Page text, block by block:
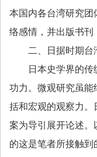
本国内各台湾研究团
络感情，并出版书刊
二、日据时期
日本史学界的
功力。微观研究虽能
括和宏观的观察力。
案为导引展开论述。
的这是笔者所接触